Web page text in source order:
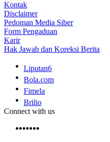
Kontak
Disclaimer
Pedoman Media Siber
Form Pengaduan
Karir
Hak Jawab dan Koreksi Berita
Liputan6
Bola.com
Fimela
Brilio
Connect with us